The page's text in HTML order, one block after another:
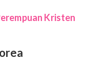
Kristen